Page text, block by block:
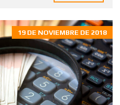
19 DE NOVIEMBRE DE 2018